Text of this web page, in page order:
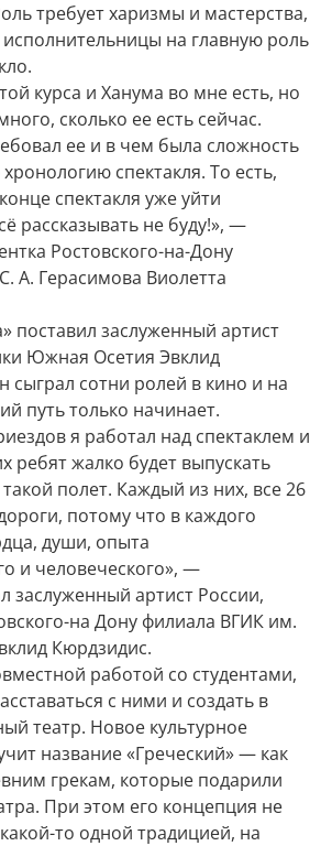
требует харизмы и мастерства,
на главную роль
курса и Ханума во мне есть, но
сколько ее есть сейчас.
ее и в чем была сложность
спектакля. То есть,
спектакля уже уйти
рассказывать не буду!», —
Ростовского-на-Дону
А. Герасимова Виолетта
поставил заслуженный артист
Южная Осетия Эвклид
сыграл сотни ролей в кино и на
путь только начинает.
я работал над спектаклем и
ребят жалко будет выпускать
такой полет. Каждый из них, все 26
потому что в каждого
души, опыта
и человеческого», —
заслуженный артист России,
на Дону филиала ВГИК им.
Кюрдзидис.
работой со студентами,
с ними и создать в
театр. Новое культурное
название «Греческий» — как
грекам, которые подарили
При этом его концепция не
то одной традицией, на